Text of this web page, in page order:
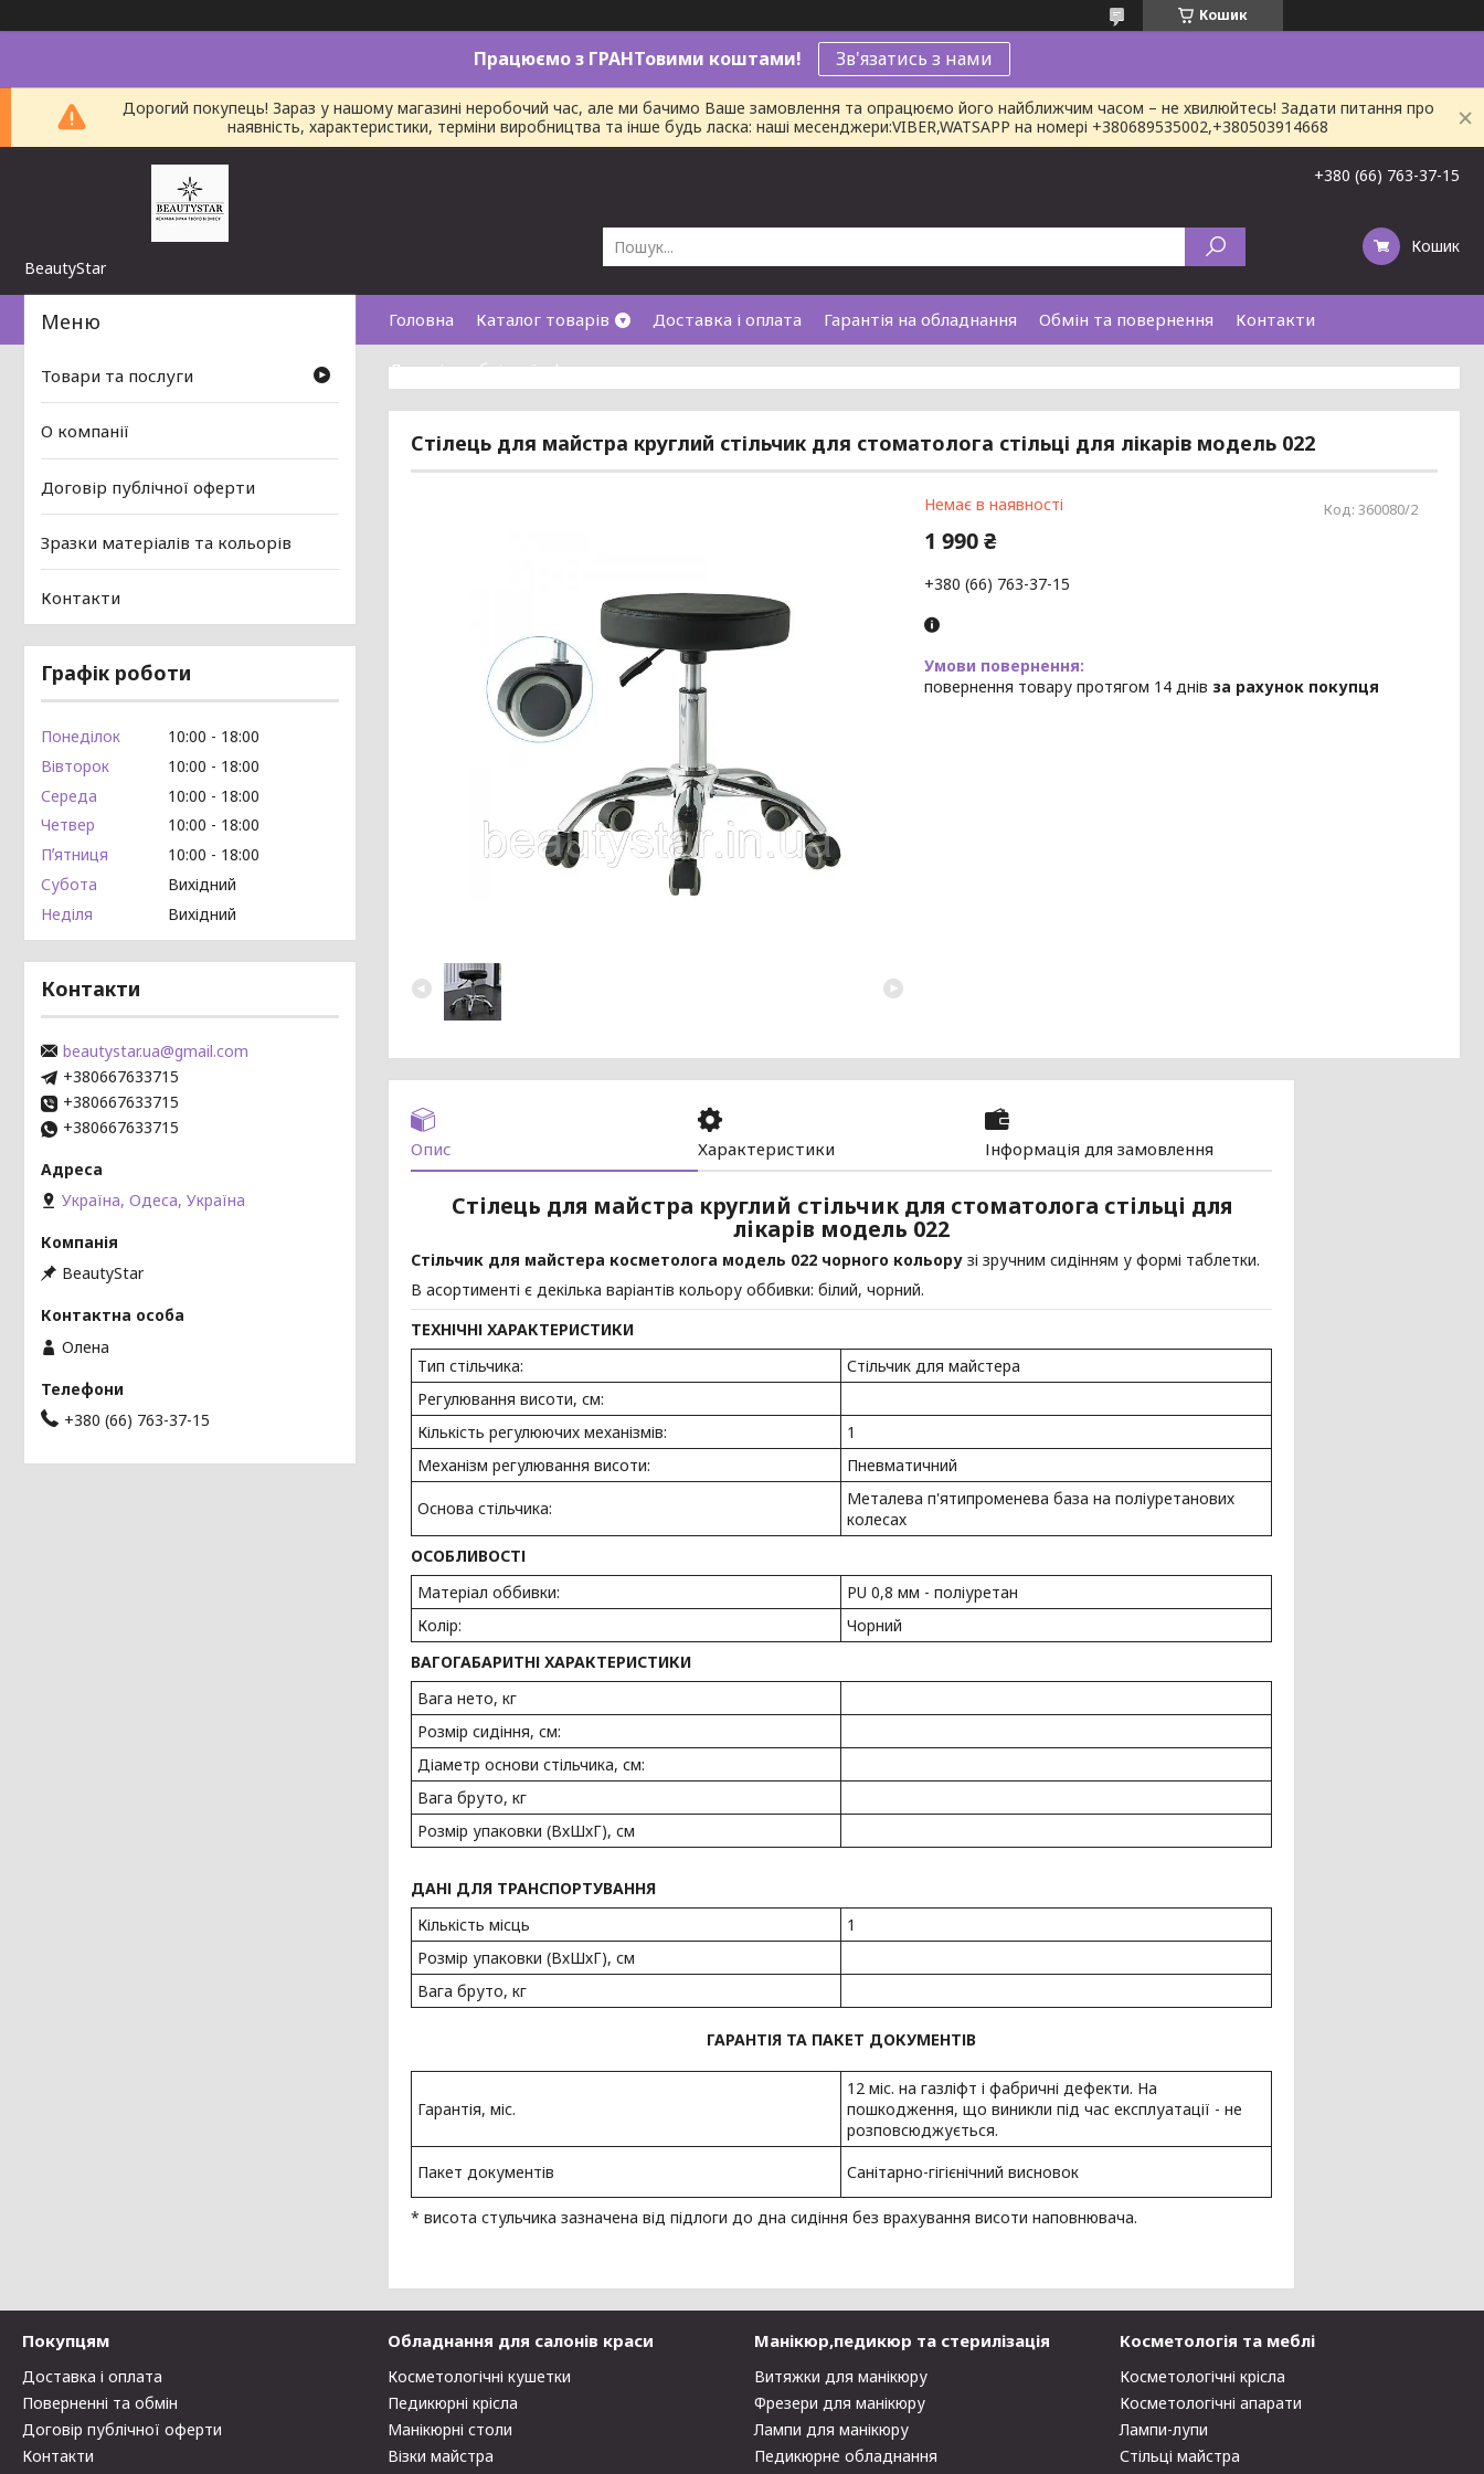
Кошик
Працюємо з ГРАНТовими коштами! Зв'язатись з нами
Дорогий покупець! Зараз у нашому магазині неробочий час, але ми бачимо Ваше замовлення та опрацюємо його найближчим часом – не хвилюйтесь! Задати питання про
наявність, характеристики, терміни виробництва та інше будь ласка: наші месенджери:VIBER,WATSAPP на номері +380689535002,+380503914668
BeautyStar
+380 (66) 763-37-15
Кошик
Головна Каталог товарів Доставка і оплата Гарантія на обладнання Обмін та повернення Контакти
Договір публічної оферти
Стілець для майстра круглий стільчик для стоматолога стільці для лікарів модель 022
Немає в наявності Код:360080/2
1 990 ₴
+380 (66) 763-37-15
повернення товару протягом 14 днів за рахунок покупця
Опис Характеристики Інформація для замовлення
Стілець для майстра круглий стільчик для стоматолога стільці для
лікарів модель 022
Стільчик для майстера косметолога модель 022 чорного кольору зі зручним сидінням у формі таблетки.
В асортименті є декілька варіантів кольору оббивки: білий, чорний.
ТЕХНІЧНІ ХАРАКТЕРИСТИКИ
Тип стільчика:
Стільчик для майстера
Регулювання висоти, см:
Кількість регулюючих механізмів:
1
Механізм регулювання висоти:
Пневматичний
Основа стільчика:
Металева п'ятипроменева база на поліуретанових
колесах
ОСОБЛИВОСТІ
Матеріал оббивки:
PU 0,8 мм - поліуретан
Колір:
Чорний
ВАГОГАБАРИТНІ ХАРАКТЕРИСТИКИ
Вага нето, кг
Розмір сидіння, см:
Діаметр основи стільчика, см:
Вага бруто, кг
Розмір упаковки (ВхШхГ), см
ДАНІ ДЛЯ ТРАНСПОРТУВАННЯ
Кількість місць
1
Розмір упаковки (ВхШхГ), см
Вага бруто, кг
ГАРАНТІЯ ТА ПАКЕТ ДОКУМЕНТІВ
Гарантія, міс.
12 міс. на газліфт і фабричні дефекти. На
пошкодження, що виникли під час експлуатації - не
розповсюджується.
Пакет документів
Санітарно-гігієнічний висновок
* висота стульчика зазначена від підлоги до дна сидіння без врахування висоти наповнювача.
Товари та послуги
О компанії
Договір публічної оферти
Зразки матеріалів та кольорів
Контакти
Графік роботи
Понеділок 10:00
18:00
Вівторок
10:00
18:00
Середа
10:00
18:00
Четвер
10:00
18:00
Пʼятниця
10:00
18:00
Субота
Вихідний
Неділя
Вихідний
Контакти
beautystar.ua@gmail.com
+380667633715
+380667633715
+380667633715
Україна, Одеса, Україна
BeautyStar
Олена
+380 (66) 763-37-15
Покупцям
Доставка і оплата
Поверненні та обмін
Договір публічної оферти
Контакти
Обладнання для салонів краси
Косметологічні кушетки
Педикюрні крісла
Манікюрні столи
Візки майстра
Манікюр,педикюр та стерилізація
Витяжки для манікюру
Фрезери для манікюру
Лампи для манікюру
Педикюрне обладнання
Косметологія та меблі
Косметологічні крісла
Косметологічні апарати
Лампи-лупи
Стільці майстра